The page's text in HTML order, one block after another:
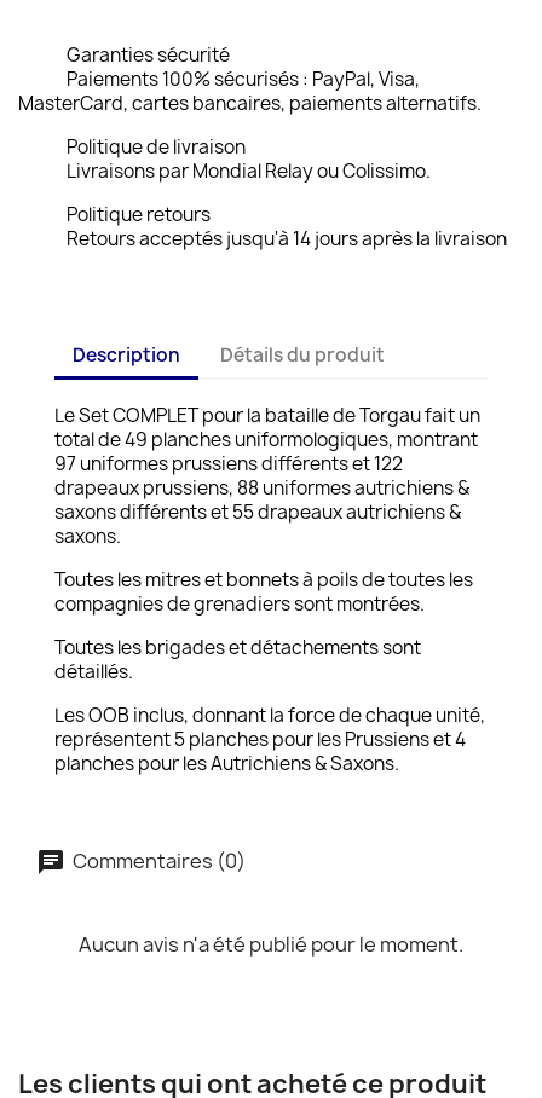
Garanties sécurité
Paiements 100% sécurisés : PayPal, Visa,
MasterCard, cartes bancaires, paiements alternatifs.
Politique de livraison
Livraisons par Mondial Relay ou Colissimo.
Politique retours
Retours acceptés jusqu'à 14 jours après la livraison
Description Détails du produit
Le Set COMPLET pour la bataille de Torgau fait un
total de 49 planches uniformologiques, montrant
97 uniformes prussiens différents et 122
drapeaux prussiens, 88 uniformes autrichiens &
saxons différents et 55 drapeaux autrichiens &
saxons.
Toutes les mitres et bonnets à poils de toutes les
compagnies de grenadiers sont montrées.
Toutes les brigades et détachements sont
détaillés.
Les OOB inclus, donnant la force de chaque unité,
représentent 5 planches pour les Prussiens et 4
planches pour les Autrichiens & Saxons.
Commentaires (0)
Aucun avis n'a été publié pour le moment.
Les clients qui ont acheté ce produit